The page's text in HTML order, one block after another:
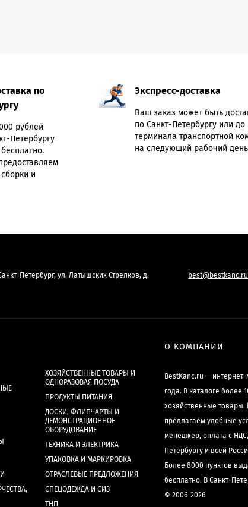
по
рублей
Петербургу
и
Экспресс-доставка
Ваш заказ может быть
по Санкт-Петербургу или до
терминала транспортной
на следующий рабочий
Петербург, ул. Латышских Стрелков, д.
best@bestkanc.ru
ХОЗЯЙСТВЕННЫЕ ТОВАРЫ И
ОДНОРАЗОВАЯ ПОСУДА
ПРОДУКТЫ ПИТАНИЯ
ДОСКИ, ФЛИПЧАРТЫ И
ДЕМОНСТРАЦИОННОЕ
ОБОРУДОВАНИЕ
ТЕХНИКА И ЭЛЕКТРИКА
УПАКОВКА И МАРКИРОВКА
ОТРАСЛЕВЫЕ ПРЕДЛОЖЕНИЯ
СПЕЦОДЕЖДА И СИЗ
ТНП
О КОМПАНИИ
BestKanc.ru —
года. В каталоге более
хозяйственные
предлагаем удобные
менеджер, оплата с
Петербургу и всей
Более 8000 пунктов
бесплатно. В Санкт-
© 2006–2026